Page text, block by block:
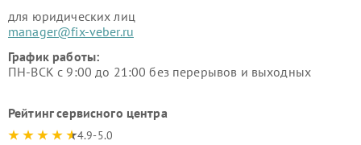
для юридических лиц
manager@fix-veber.ru
График работы:
ПН-ВСК с 9:00 до 21:00 без перерывов и выходных
Рейтинг сервисного центра
4.9-5.0